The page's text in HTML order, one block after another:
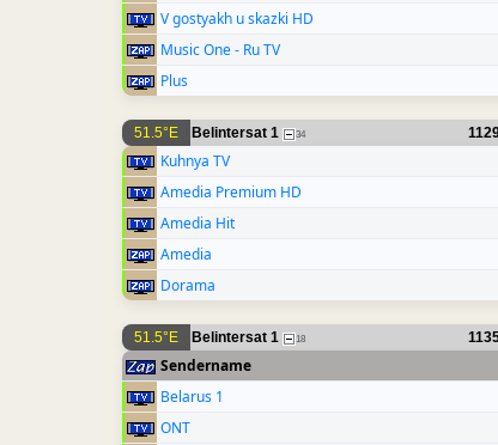
V gostyakh u skazki HD
Music One - Ru TV
Plus
51.5°E Belintersat 1 34
Kuhnya TV
Amedia Premium HD
Amedia Hit
Amedia
Dorama
51.5°E Belintersat 1 18
Sendername
Belarus 1
ONT